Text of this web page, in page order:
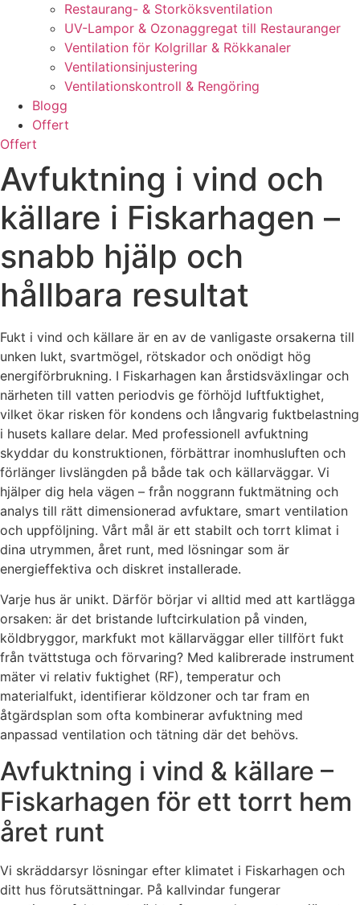
Restaurang- & Storköksventilation
UV-Lampor & Ozonaggregat till Restauranger
Ventilation för Kolgrillar & Rökkanaler
Ventilationsinjustering
Ventilationskontroll & Rengöring
Blogg
Offert
Offert
Avfuktning i vind och
källare i Fiskarhagen –
snabb hjälp och
hållbara resultat
Fukt i vind och källare är en av de vanligaste orsakerna till
unken lukt, svartmögel, rötskador och onödigt hög
energiförbrukning. I Fiskarhagen kan årstidsväxlingar och
närheten till vatten periodvis ge förhöjd luftfuktighet,
vilket ökar risken för kondens och långvarig fuktbelastning
i husets kallare delar. Med professionell avfuktning
skyddar du konstruktionen, förbättrar inomhusluften och
förlänger livslängden på både tak och källarväggar. Vi
hjälper dig hela vägen – från noggrann fuktmätning och
analys till rätt dimensionerad avfuktare, smart ventilation
och uppföljning. Vårt mål är ett stabilt och torrt klimat i
dina utrymmen, året runt, med lösningar som är
energieffektiva och diskret installerade.
Varje hus är unikt. Därför börjar vi alltid med att kartlägga
orsaken: är det bristande luftcirkulation på vinden,
köldbryggor, markfukt mot källarväggar eller tillfört fukt
från tvättstuga och förvaring? Med kalibrerade instrument
mäter vi relativ fuktighet (RF), temperatur och
materialfukt, identifierar köldzoner och tar fram en
åtgärdsplan som ofta kombinerar avfuktning med
anpassad ventilation och tätning där det behövs.
Avfuktning i vind & källare –
Fiskarhagen för ett torrt hem
året runt
Vi skräddarsyr lösningar efter klimatet i Fiskarhagen och
ditt hus förutsättningar. På kallvindar fungerar